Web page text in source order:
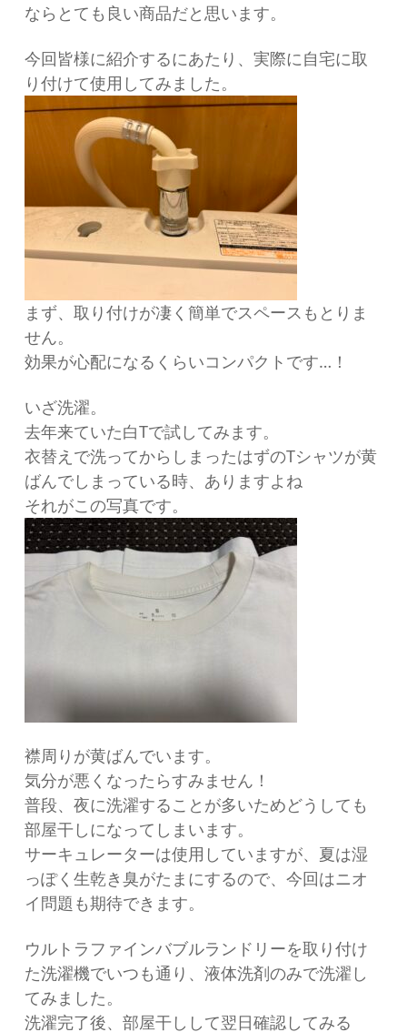
ならとても良い商品だと思います。
今回皆様に紹介するにあたり、実際に自宅に取
り付けて使用してみました。
まず、取り付けが凄く簡単でスペースもとりま
せん。
効果が心配になるくらいコンパクトです…！
いざ洗濯。
去年来ていた白Tで試してみます。
衣替えで洗ってからしまったはずのTシャツが黄
ばんでしまっている時、ありますよね
それがこの写真です。
襟周りが黄ばんでいます。
気分が悪くなったらすみません！
普段、夜に洗濯することが多いためどうしても
部屋干しになってしまいます。
サーキュレーターは使用していますが、夏は湿
っぽく生乾き臭がたまにするので、今回はニオ
イ問題も期待できます。
ウルトラファインバブルランドリーを取り付け
た洗濯機でいつも通り、液体洗剤のみで洗濯し
てみました。
洗濯完了後、部屋干しして翌日確認してみる